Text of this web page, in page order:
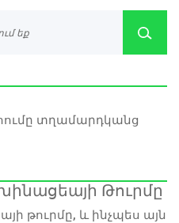
տղամարդկանց
Թուրմը
թուրմը, և ինչպես այն